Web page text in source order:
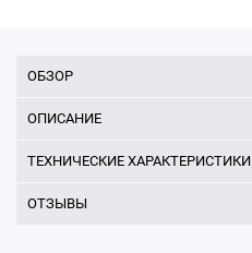
ОБЗОР
ОПИСАНИЕ
ТЕХНИЧЕСКИЕ ХАРАКТЕРИСТИКИ
ОТЗЫВЫ